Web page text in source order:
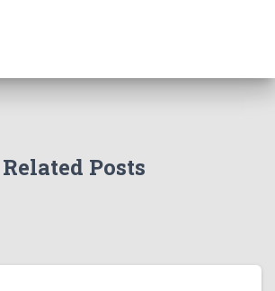
Related Posts